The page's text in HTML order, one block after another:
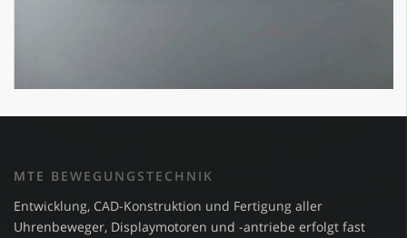
MTE BEWEGUNGSTECHNIK
Entwicklung, CAD-Konstruktion und Fertigung aller
Uhrenbeweger, Displaymotoren und -antriebe erfolgt fast